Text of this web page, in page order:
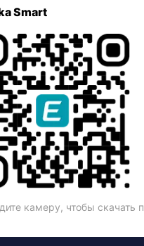
Smart
камеру, чтобы скачать